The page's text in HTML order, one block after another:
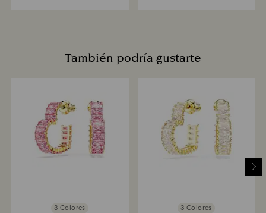
También podría gustarte
3 Colores 3 Colores